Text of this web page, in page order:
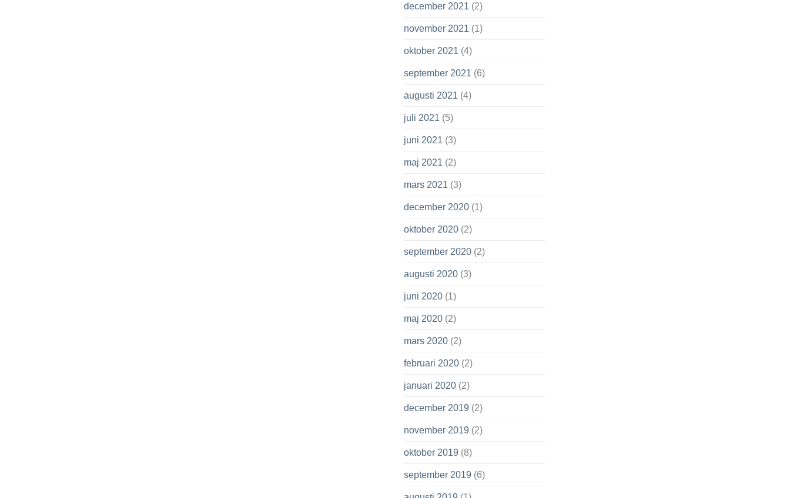
december 2021 (2)
november 2021 (1)
oktober 2021 (4)
september 2021 (6)
augusti 2021 (4)
juli 2021 (5)
juni 2021 (3)
maj 2021 (2)
mars 2021 (3)
december 2020 (1)
oktober 2020 (2)
september 2020 (2)
augusti 2020 (3)
juni 2020 (1)
maj 2020 (2)
mars 2020 (2)
februari 2020 (2)
januari 2020 (2)
december 2019 (2)
november 2019 (2)
oktober 2019 (8)
september 2019 (6)